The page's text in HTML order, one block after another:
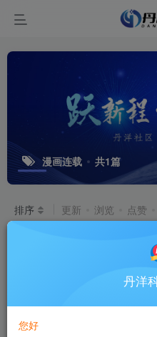
漫画连载 共1篇
排序 更新 浏览 点赞
真人
海报/
美术
加急]
生图
丹洋
您好